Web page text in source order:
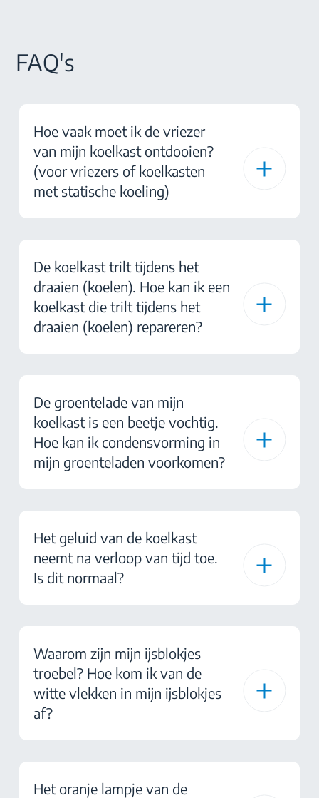
FAQ's
Hoe vaak moet ik de vriezer
van mijn koelkast ontdooien?
(voor vriezers of koelkasten
met statische koeling)
De koelkast trilt tijdens het
draaien (koelen). Hoe kan ik een
koelkast die trilt tijdens het
draaien (koelen) repareren?
De groentelade van mijn
koelkast is een beetje vochtig.
Hoe kan ik condensvorming in
mijn groenteladen voorkomen?
Het geluid van de koelkast
neemt na verloop van tijd toe.
Is dit normaal?
Waarom zijn mijn ijsblokjes
troebel? Hoe kom ik van de
witte vlekken in mijn ijsblokjes
af?
Het oranje lampje van de